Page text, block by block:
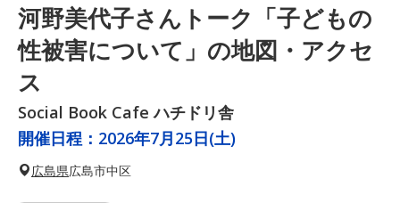
河野美代子さんトーク「子どもの
性被害について」の地図・アクセ
ス
Social Book Cafe ハチドリ舎
開催日程： 2026年7月25日(土)
広島県広島市中区